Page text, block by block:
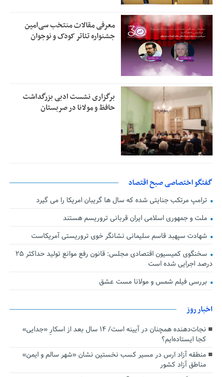
معرفی مقالات منتخب سی‌امین
جشنواره تئاتر کودک و نوجوان
برگزاری نشست ادبی بزرگداشت
حافظ و مولانا در صربستان
گفتگو اختصاصی صبح اقتصاد
ترامپ مرتکب جنایتی شده که سال ها گریبان امریکا را می گیرد
ملت و جمهوری اسلامی ایران قربانی تروریسم هستند
شهادت سپهبد قاسم سلیمانی نشانگر خوی تروریستی آمریکاست
سخنگوی کمیسیون اقتصادی مجلس: قانون رفع موانع تولید حداکثر ۲۵
درصد اجرایی شده است
بررسی فیلم شمس و مولانا مست عشق
اخبار روز
نجات‌دهنده‌ همچنان در آیینه است/ ۱۴ سال بعد از اسکارِ «جدایی»
کجا ایستاده‌ایم؟
منطقه آزاد ارس در مسیر کسب نخستین نشان «شهر سالم و ایمن»
مناطق آزاد کشور